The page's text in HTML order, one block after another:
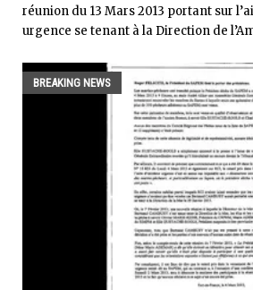
réunion du 13 Mars 2013 portant sur
urgence se tenant à la Direction de
BREAKING NEWS